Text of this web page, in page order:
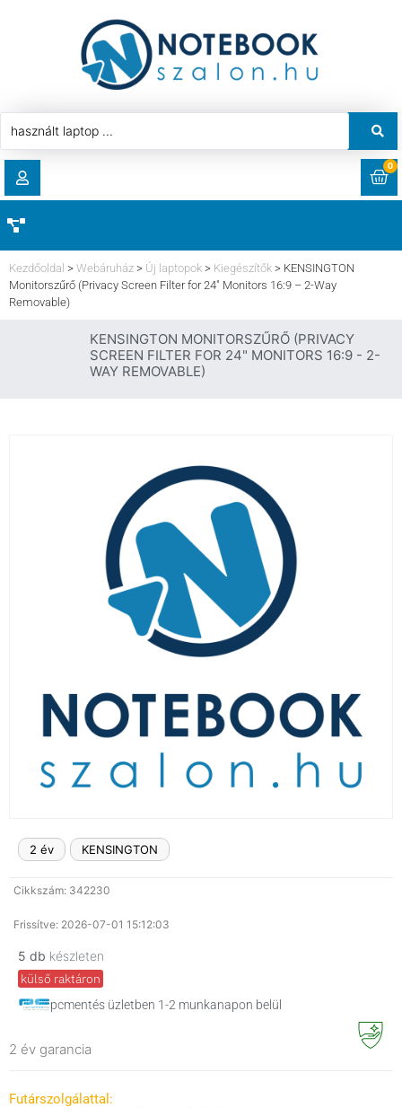
LETÖLTÉSEK
0
HASZNÁLT LAPTOP
AKCIÓ
LAPTOP ALKATRÉSZ
KOMPONENS
LAPTOP SZERVIZ
Kezdőoldal > Webáruház > Új laptopok > Kiegészítők > KENSINGTON
Monitorszűrő (Privacy Screen Filter for 24″ Monitors 16:9 – 2-Way
Removable)
KENSINGTON MONITORSZŰRŐ (PRIVACY
SCREEN FILTER FOR 24" MONITORS 16:9 - 2-
WAY REMOVABLE)
2 év KENSINGTON
Cikkszám: 342230
Frissítve: 2026-07-01 15:12:03
5 db készleten
külső raktáron
pcmentés üzletben 1-2 munkanapon belül
2 év garancia
Futárszolgálattal: